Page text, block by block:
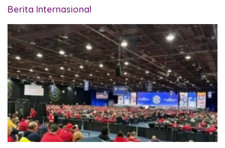
Berita Internasional